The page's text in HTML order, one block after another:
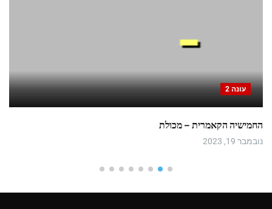
עונה 2
החמישיה הקאמרית – מכולת
נובמבר 19, 2023